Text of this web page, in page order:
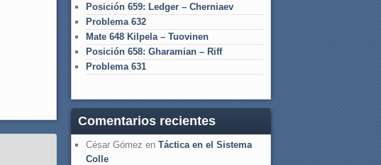
Posición 659: Ledger – Cherniaev
Problema 632
Mate 648 Kilpela – Tuovinen
Posición 658: Gharamian – Riff
Problema 631
Comentarios recientes
César Gómez en Táctica en el Sistema
Colle